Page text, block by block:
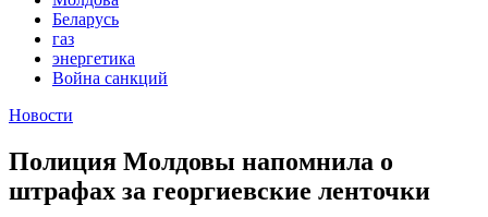
Беларусь
газ
энергетика
Война санкций
Новости
Полиция Молдовы напомнила о
штрафах за георгиевские ленточки